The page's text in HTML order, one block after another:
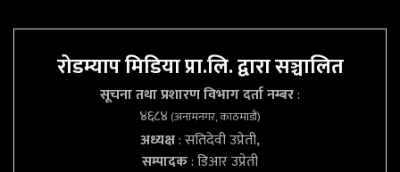
रोडम्याप मिडिया प्रा.लि. द्वारा सञ्चालित
सूचना तथा प्रशारण विभाग दर्ता नम्बर:
४६८४(अनामनगर, काठमाडौं)
अध्यक्ष: सतिदेवी उप्रेती,
सम्पादक: डिआर उप्रेती